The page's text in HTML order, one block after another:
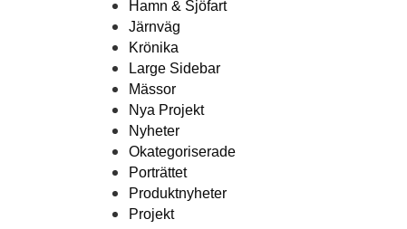
Hamn & Sjöfart
Järnväg
Krönika
Large Sidebar
Mässor
Nya Projekt
Nyheter
Okategoriserade
Porträttet
Produktnyheter
Projekt